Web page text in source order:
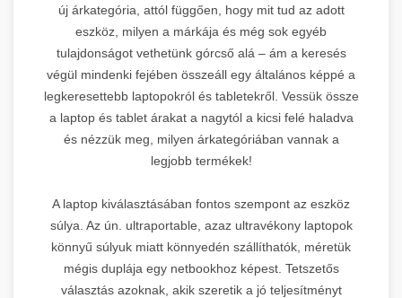
új árkategória, attól függően, hogy mit tud az adott
eszköz, milyen a márkája és még sok egyéb
tulajdonságot vethetünk górcső alá – ám a keresés
végül mindenki fejében összeáll egy általános képpé a
legkeresettebb laptopokról és tabletekről. Vessük össze
a laptop és tablet árakat a nagytól a kicsi felé haladva
és nézzük meg, milyen árkategóriában vannak a
legjobb termékek!
A laptop kiválasztásában fontos szempont az eszköz
súlya. Az ún. ultraportable, azaz ultravékony laptopok
könnyű súlyuk miatt könnyedén szállíthatók, méretük
mégis duplája egy netbookhoz képest. Tetszetős
választás azoknak, akik szeretik a jó teljesítményt